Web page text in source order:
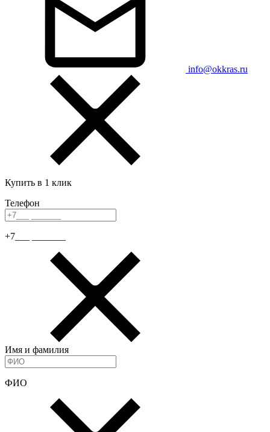
info@okkras.ru
Купить в 1 клик
Телефон
+7___ _______
Имя и фамилия
ФИО